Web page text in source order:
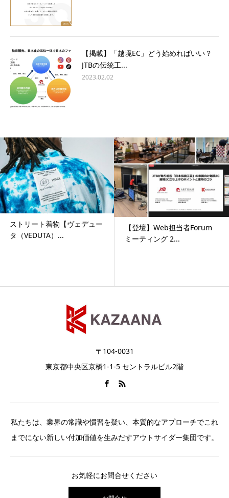
【掲載】「越境EC」どう始めればいい？
JTBの伝統工...
2023.02.02
​ストリート着物【ヴェデュー
タ（VEDUTA）...
【登壇】Web担当者Forum
ミーティング 2...
〒104-0031
東京都中央区京橋1-1-5 セントラルビル2階
私たちは、業界の常識や慣習を疑い、本質的なアプローチでこれ
までにない新しい付加価値を生みだすアウトサイダー集団です。
お気軽にお問合せください